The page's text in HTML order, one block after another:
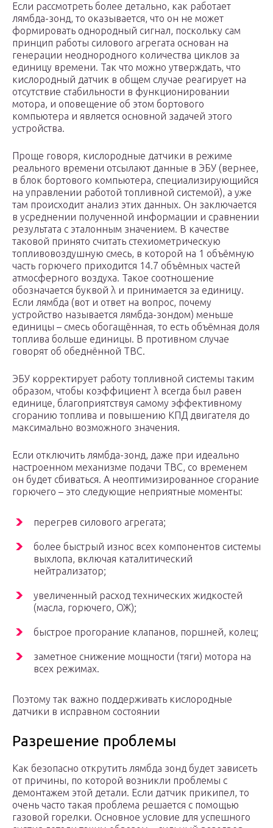
Если рассмотреть более детально, как работает
лямбда-зонд, то оказывается, что он не может
формировать однородный сигнал, поскольку сам
принцип работы силового агрегата основан на
генерации неоднородного количества циклов за
единицу времени. Так что можно утверждать, что
кислородный датчик в общем случае реагирует на
отсутствие стабильности в функционировании
мотора, и оповещение об этом бортового
компьютера и является основной задачей этого
устройства.
Проще говоря, кислородные датчики в режиме
реального времени отсылают данные в ЭБУ (вернее,
в блок бортового компьютера, специализирующийся
на управлении работой топливной системой), а уже
там происходит анализ этих данных. Он заключается
в усреднении полученной информации и сравнении
результата с эталонным значением. В качестве
таковой принято считать стехиометрическую
топливовоздушную смесь, в которой на 1 объёмную
часть горючего приходится 14.7 объёмных частей
атмосферного воздуха. Такое соотношение
обозначается буквой λ и принимается за единицу.
Если лямбда (вот и ответ на вопрос, почему
устройство называется лямбда-зондом) меньше
единицы – смесь обогащённая, то есть объёмная доля
топлива больше единицы. В противном случае
говорят об обеднённой ТВС.
ЭБУ корректирует работу топливной системы таким
образом, чтобы коэффициент λ всегда был равен
единице, благоприятствуя самому эффективному
сгоранию топлива и повышению КПД двигателя до
максимально возможного значения.
Если отключить лямбда-зонд, даже при идеально
настроенном механизме подачи ТВС, со временем
он будет сбиваться. А неоптимизированное сгорание
горючего – это следующие неприятные моменты:
перегрев силового агрегата;
более быстрый износ всех компонентов системы
выхлопа, включая каталитический
нейтрализатор;
увеличенный расход технических жидкостей
(масла, горючего, ОЖ);
быстрое прогорание клапанов, поршней, колец;
заметное снижение мощности (тяги) мотора на
всех режимах.
Поэтому так важно поддерживать кислородные
датчики в исправном состоянии
Разрешение проблемы
Как безопасно открутить лямбда зонд будет зависеть
от причины, по которой возникли проблемы с
демонтажем этой детали. Если датчик прикипел, то
очень часто такая проблема решается с помощью
газовой горелки. Основное условие для успешного